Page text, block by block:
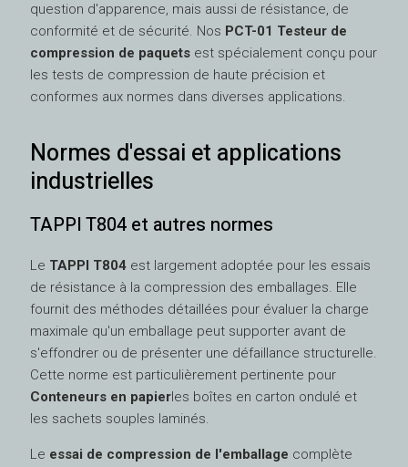
question d'apparence, mais aussi de résistance, de
conformité et de sécurité. Nos PCT-01 Testeur de
compression de paquets est spécialement conçu pour
les tests de compression de haute précision et
conformes aux normes dans diverses applications.
Normes d'essai et applications
industrielles
TAPPI T804 et autres normes
Le TAPPI T804 est largement adoptée pour les essais
de résistance à la compression des emballages. Elle
fournit des méthodes détaillées pour évaluer la charge
maximale qu'un emballage peut supporter avant de
s'effondrer ou de présenter une défaillance structurelle.
Cette norme est particulièrement pertinente pour
Conteneurs en papierles boîtes en carton ondulé et
les sachets souples laminés.
Le essai de compression de l'emballage complète